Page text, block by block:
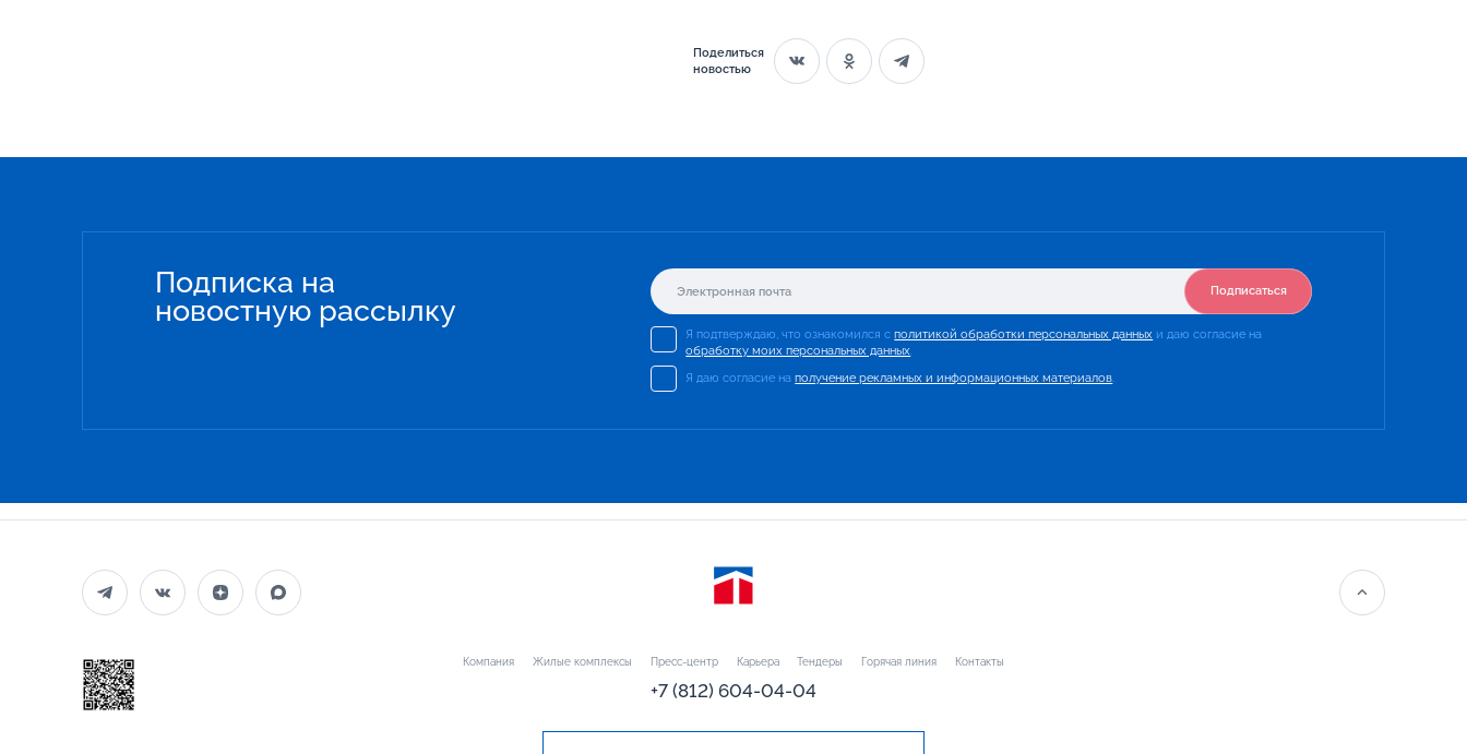
Поделиться
новостью
Подписка на
новостную рассылку
Подписаться
Я подтверждаю, что ознакомился сполитикой обработки персональных данных и даю согласие на
обработку моих персональных данных.
Я даю согласие наполучение рекламных и информационных материалов.
Компания Жилые комплексы Пресс-центр Карьера Тендеры Горячая линия Контакты
+7 (812) 604-04-04